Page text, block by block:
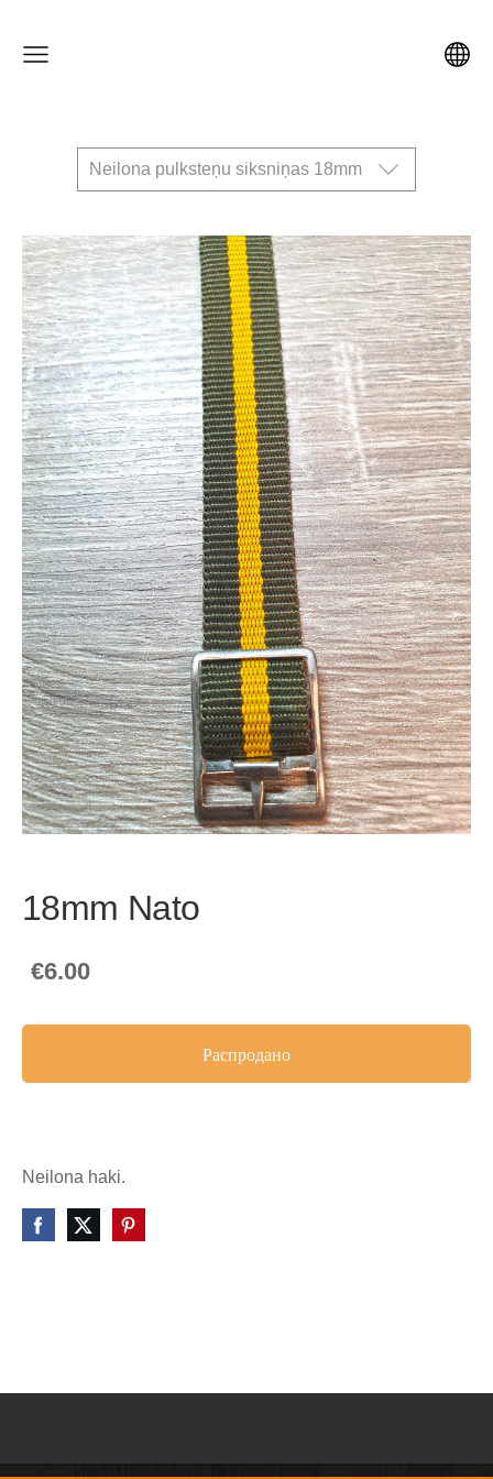
Neilona pulksteņu siksniņas 18mm
18mm Nato
€6.00
Распродано
Neilona haki.